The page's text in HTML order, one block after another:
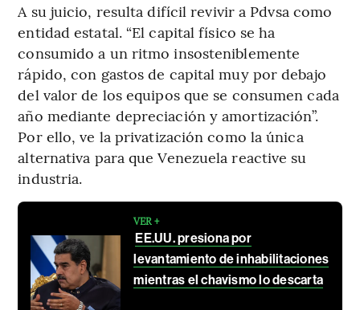
A su juicio, resulta difícil revivir a Pdvsa como
entidad estatal. “El capital físico se ha
consumido a un ritmo insosteniblemente
rápido, con gastos de capital muy por debajo
del valor de los equipos que se consumen cada
año mediante depreciación y amortización”.
Por ello, ve la privatización como la única
alternativa para que Venezuela reactive su
industria.
VER +
EE.UU. presiona por
levantamiento de inhabilitaciones
mientras el chavismo lo descarta